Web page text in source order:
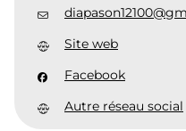
Site web
Facebook
Autre réseau social